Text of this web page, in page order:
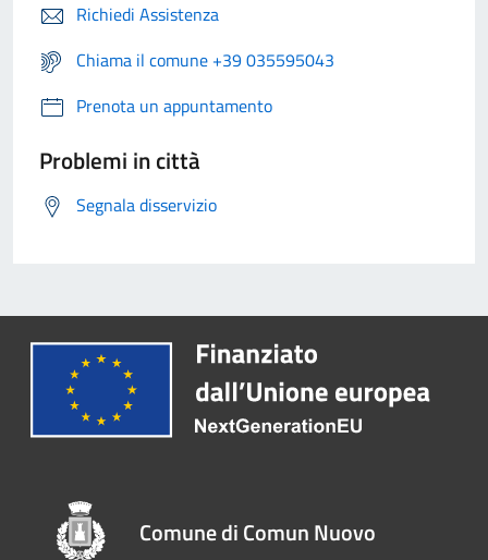
Richiedi Assistenza
Chiama il comune +39 035595043
Prenota un appuntamento
Problemi in città
Segnala disservizio
Comune di Comun Nuovo